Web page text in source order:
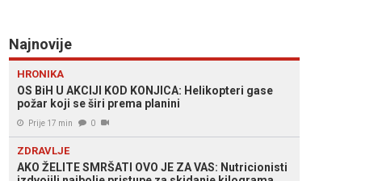
Najnovije
HRONIKA
OS BiH U AKCIJI KOD KONJICA: Helikopteri gase
požar koji se širi prema planini
Prije 17 min 0
ZDRAVLJE
AKO ŽELITE SMRŠATI OVO JE ZA VAS: Nutricionisti